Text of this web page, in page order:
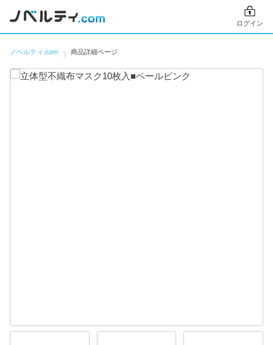
ログイン
ノベルティ.com 商品詳細ページ